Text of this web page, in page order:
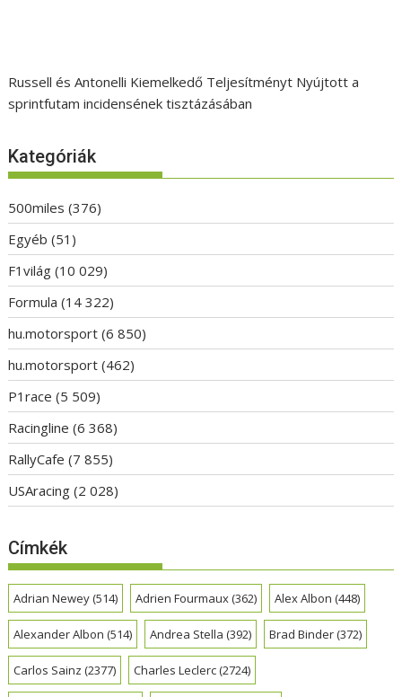
Russell és Antonelli Kiemelkedő Teljesítményt Nyújtott a
sprintfutam incidensének tisztázásában
Kategóriák
500miles (376)
Egyéb (51)
F1világ (10 029)
Formula (14 322)
hu.motorsport (6 850)
hu.motorsport (462)
P1race (5 509)
Racingline (6 368)
RallyCafe (7 855)
USAracing (2 028)
Címkék
Adrian Newey(514) Adrien Fourmaux(362) Alex Albon (448)
Alexander Albon (514) Andrea Stella (392) Brad Binder(372)
Carlos Sainz (2377) Charles Leclerc(2724)